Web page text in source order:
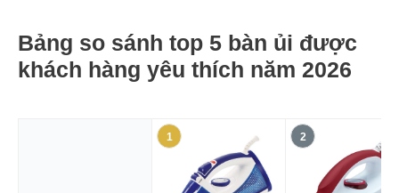
Bảng so sánh top 5 bàn ủi được
khách hàng yêu thích năm 2026
1 2